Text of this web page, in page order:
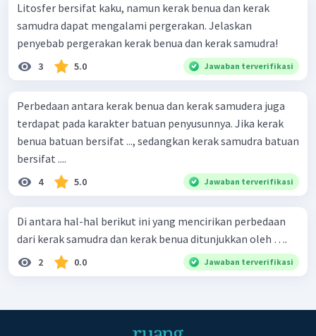
Litosfer bersifat kaku, namun kerak benua dan kerak
samudra dapat mengalami pergerakan. Jelaskan
penyebab pergerakan kerak benua dan kerak samudra!
3 5.0 Jawaban terverifikasi
Perbedaan antara kerak benua dan kerak samudera juga
terdapat pada karakter batuan penyusunnya. Jika kerak
benua batuan bersifat ..., sedangkan kerak samudra batuan
bersifat ....
4 5.0 Jawaban terverifikasi
Di antara hal-hal berikut ini yang mencirikan perbedaan
dari kerak samudra dan kerak benua ditunjukkan oleh ….
2 0.0 Jawaban terverifikasi